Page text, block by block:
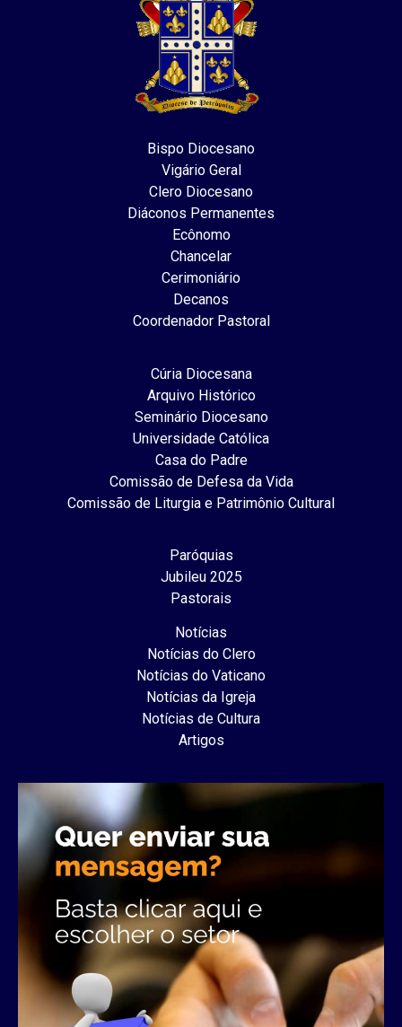
Bispo Diocesano
Vigário Geral
Clero Diocesano
Diáconos Permanentes
Ecônomo
Chancelar
Cerimoniário
Decanos
Coordenador Pastoral
Cúria Diocesana
Arquivo Histórico
Seminário Diocesano
Universidade Católica
Casa do Padre
Comissão de Defesa da Vida
Comissão de Liturgia e Patrimônio Cultural
Paróquias
Jubileu 2025
Pastorais
Notícias
Notícias do Clero
Notícias do Vaticano
Notícias da Igreja
Notícias de Cultura
Artigos